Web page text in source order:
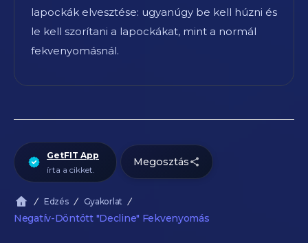
lapockák elvesztése: ugyanúgy be kell húzni és
le kell szorítani a lapockákat, mint a normál
fekvenyomásnál.
GetFIT App
írta a cikket.
Megosztás
Edzés Gyakorlat
Negatív-Döntött "Decline" Fekvenyomás